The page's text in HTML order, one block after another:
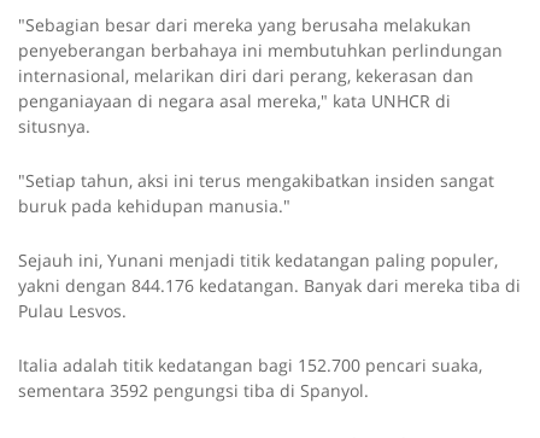
"Sebagian besar dari mereka yang berusaha melakukan
penyeberangan berbahaya ini membutuhkan perlindungan
internasional, melarikan diri dari perang, kekerasan dan
penganiayaan di negara asal mereka," kata UNHCR di
situsnya.
"Setiap tahun, aksi ini terus mengakibatkan insiden sangat
buruk pada kehidupan manusia."
Sejauh ini, Yunani menjadi titik kedatangan paling populer,
yakni dengan 844.176 kedatangan. Banyak dari mereka tiba di
Pulau Lesvos.
Italia adalah titik kedatangan bagi 152.700 pencari suaka,
sementara 3592 pengungsi tiba di Spanyol.